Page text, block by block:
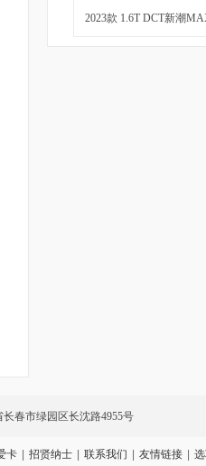
2023款 1.6T DCT新潮
春市绿园区长沈路4955号
卡 | 招贤纳士 | 联系我们 | 友情链接 |